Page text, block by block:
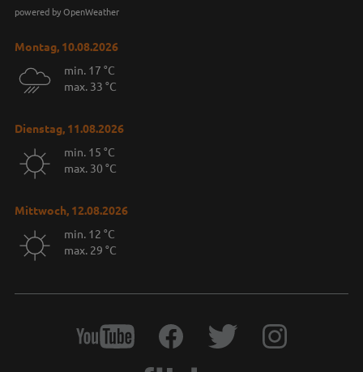
powered by OpenWeather
Montag, 10.08.2026
min. 17 °C
max. 33 °C
Dienstag, 11.08.2026
min. 15 °C
max. 30 °C
Mittwoch, 12.08.2026
min. 12 °C
max. 29 °C